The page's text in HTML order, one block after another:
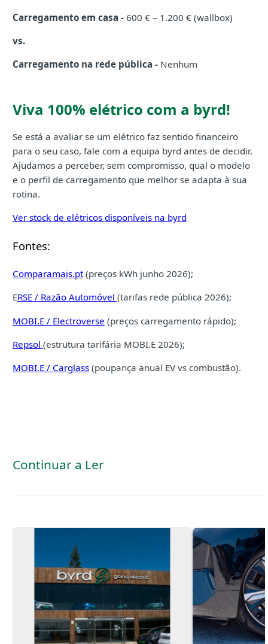
Carregamento em casa - 600 € – 1.200 € (wallbox)
vs.
Carregamento na rede pública -Nenhum
Viva 100% elétrico com a byrd!
Se está a avaliar se um elétrico faz sentido financeiro
para o seu caso, fale com a equipa byrd antes de decidir.
Ajudamos a perceber, sem compromisso, qual o modelo
e o perfil de carregamento que melhor se adapta à sua
rotina.
Ver stock de elétricos disponíveis na byrd
Fontes:
Comparamais.pt(preços kWh junho 2026);
ERSE / Razão Automóvel (tarifas rede pública 2026);
MOBI.E / Electroverse (preços carregamento rápido);
Repsol (estrutura tarifária MOBI.E 2026);
MOBI.E / Carglass(poupança anual EV vs combustão).
Continuar a Ler